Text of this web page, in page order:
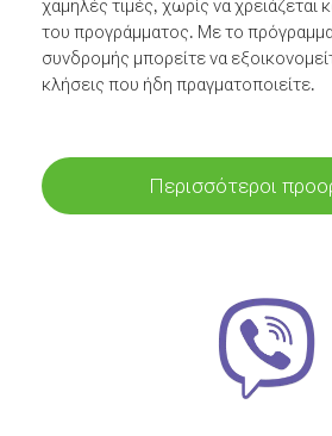
χαμηλές τιμές, χωρίς να
του προγράμματος. Με το πρόγραμμα
συνδρομής μπορείτε να
κλήσεις που ήδη πραγματοποιείτε.
Περισσότεροι